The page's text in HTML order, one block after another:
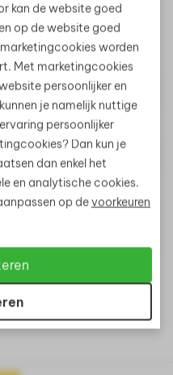
kan de website goed
op de website goed
worden
Met marketingcookies
persoonlijker en
je namelijk nuttige
persoonlijker
Dan kun je
dan enkel het
en analytische cookies.
op devoorkeuren